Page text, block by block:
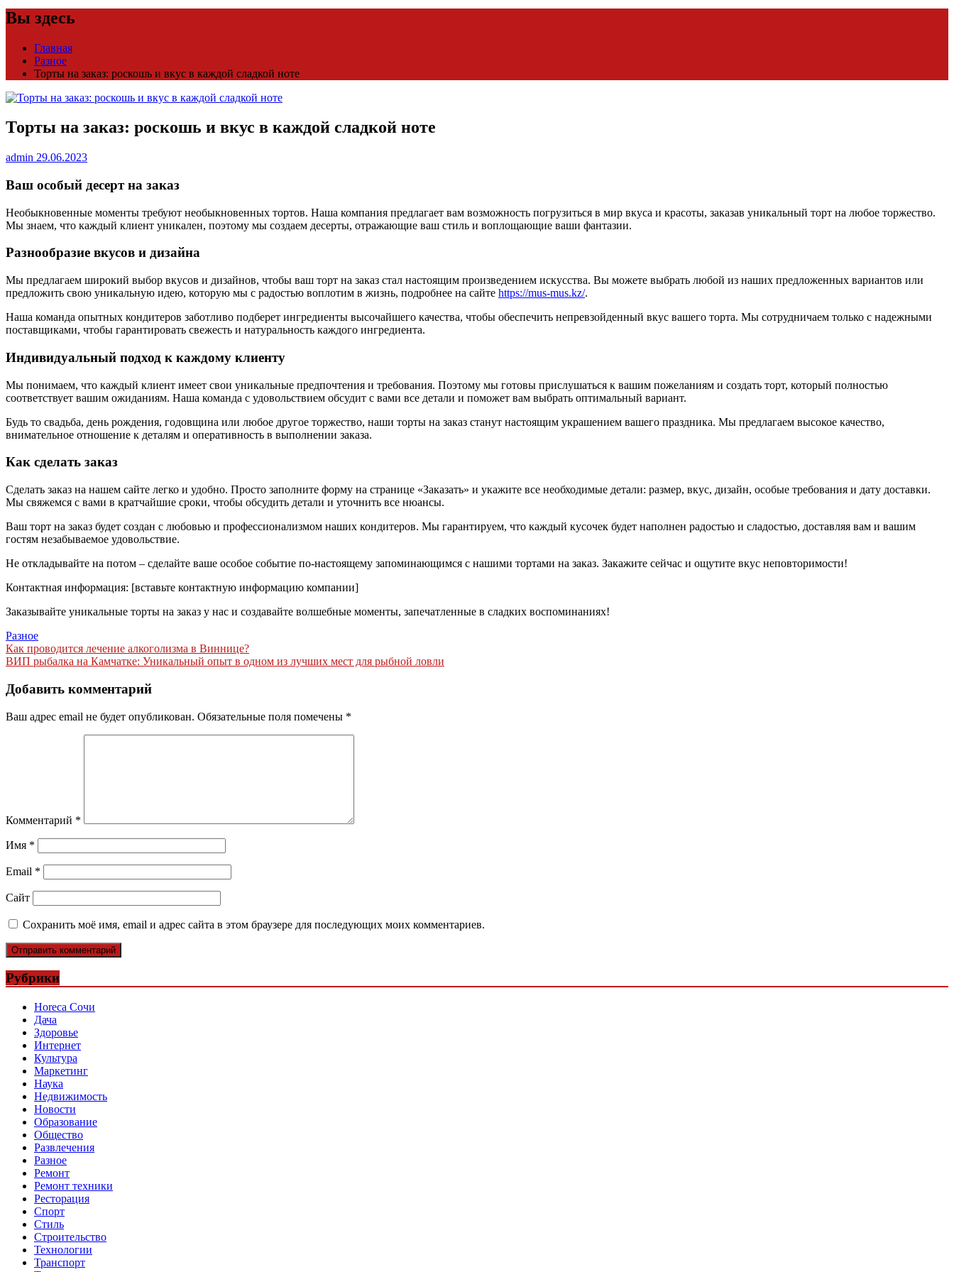
Вы здесь
Главная
Разное
Торты на заказ: роскошь и вкус в каждой сладкой ноте
Торты на заказ: роскошь и вкус в каждой сладкой ноте
admin 29.06.2023
Ваш особый десерт на заказ
Необыкновенные моменты требуют необыкновенных тортов. Наша компания предлагает вам возможность погрузиться в мир вкуса и красоты, заказав уникальный торт на любое торжество.
Мы знаем, что каждый клиент уникален, поэтому мы создаем десерты, отражающие ваш стиль и воплощающие ваши фантазии.
Разнообразие вкусов и дизайна
Мы предлагаем широкий выбор вкусов и дизайнов, чтобы ваш торт на заказ стал настоящим произведением искусства. Вы можете выбрать любой из наших предложенных вариантов или
предложить свою уникальную идею, которую мы с радостью воплотим в жизнь, подробнее на сайте https://mus-mus.kz/.
Наша команда опытных кондитеров заботливо подберет ингредиенты высочайшего качества, чтобы обеспечить непревзойденный вкус вашего торта. Мы сотрудничаем только с надежными
поставщиками, чтобы гарантировать свежесть и натуральность каждого ингредиента.
Индивидуальный подход к каждому клиенту
Мы понимаем, что каждый клиент имеет свои уникальные предпочтения и требования. Поэтому мы готовы прислушаться к вашим пожеланиям и создать торт, который полностью
соответствует вашим ожиданиям. Наша команда с удовольствием обсудит с вами все детали и поможет вам выбрать оптимальный вариант.
Будь то свадьба, день рождения, годовщина или любое другое торжество, наши торты на заказ станут настоящим украшением вашего праздника. Мы предлагаем высокое качество,
внимательное отношение к деталям и оперативность в выполнении заказа.
Как сделать заказ
Сделать заказ на нашем сайте легко и удобно. Просто заполните форму на странице «Заказать» и укажите все необходимые детали: размер, вкус, дизайн, особые требования и дату доставки.
Мы свяжемся с вами в кратчайшие сроки, чтобы обсудить детали и уточнить все нюансы.
Ваш торт на заказ будет создан с любовью и профессионализмом наших кондитеров. Мы гарантируем, что каждый кусочек будет наполнен радостью и сладостью, доставляя вам и вашим
гостям незабываемое удовольствие.
Не откладывайте на потом – сделайте ваше особое событие по-настоящему запоминающимся с нашими тортами на заказ. Закажите сейчас и ощутите вкус неповторимости!
Контактная информация: [вставьте контактную информацию компании]
Заказывайте уникальные торты на заказ у нас и создавайте волшебные моменты, запечатленные в сладких воспоминаниях!
Разное
Навигация
по
записям
Как проводится лечение алкоголизма в Виннице?
ВИП рыбалка на Камчатке: Уникальный опыт в одном из лучших мест для рыбной ловли
Добавить комментарий
Ваш адрес email не будет опубликован. Обязательные поля помечены *
Комментарий *
Имя *
Email *
Сайт
Сохранить моё имя, email и адрес сайта в этом браузере для последующих моих комментариев.
Рубрики
Horeca Сочи
Дача
Здоровье
Интернет
Культура
Маркетинг
Наука
Недвижимость
Новости
Образование
Общество
Развлечения
Разное
Ремонт
Ремонт техники
Ресторация
Спорт
Стиль
Строительство
Технологии
Транспорт